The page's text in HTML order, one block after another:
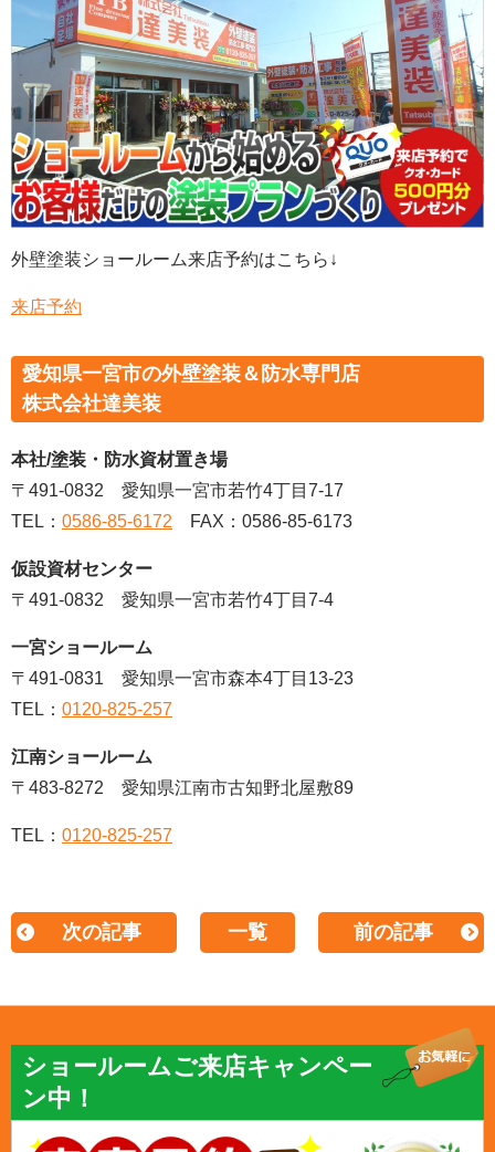
外壁塗装ショールーム来店予約はこちら↓
来店予約
愛知県一宮市の外壁塗装＆防水専門店
株式会社達美装
本社/塗装・防水資材置き場
〒491-0832 愛知県一宮市若竹4丁目7-17
TEL： 0586-85-6172 FAX：0586-85-6173
仮設資材センター
〒491-0832 愛知県一宮市若竹4丁目7-4
一宮ショールーム
〒491-0831 愛知県一宮市森本4丁目13-23
TEL： 0120-825-257
江南ショールーム
〒483-8272 愛知県江南市古知野北屋敷89
TEL： 0120-825-257
次の記事 一覧 前の記事
ショールームご来店キャンペー
ン中！